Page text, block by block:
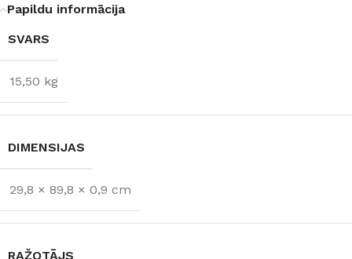
Papildu informācija
SVARS
15,50 kg
DIMENSIJAS
29,8 × 89,8 × 0,9 cm
RAŽOTĀJS